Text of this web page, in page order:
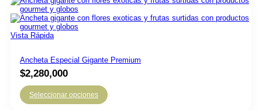
Vista Rápida
Ancheta Especial Gigante Premium
$2,280,000
Seleccionar opciones